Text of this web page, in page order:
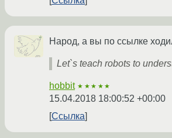
Народ, а вы по ссылке
Let`s teach robots to
hobbit ★★★★★
15.04.2018 18:00:52 +00:00
Ссылка